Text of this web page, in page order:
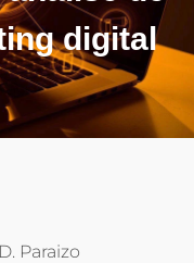
digital
Paraizo